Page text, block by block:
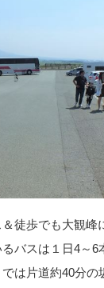
徒歩でも大観峰
バスは１日4～6
は片道約40分の